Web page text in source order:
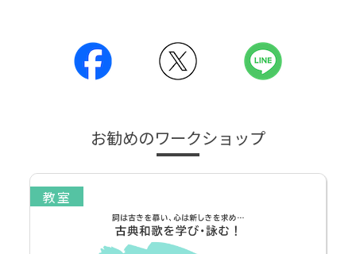
お勧めのワークショップ
教室